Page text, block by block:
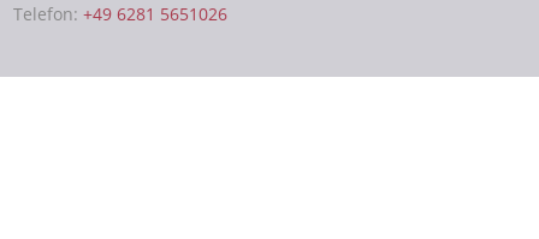
Telefon:+49 6281 5651026